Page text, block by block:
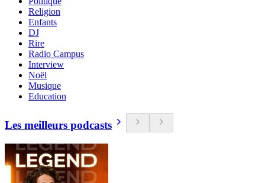
Religion
Enfants
DJ
Rire
Radio Campus
Interview
Noël
Musique
Education
Les meilleurs podcasts